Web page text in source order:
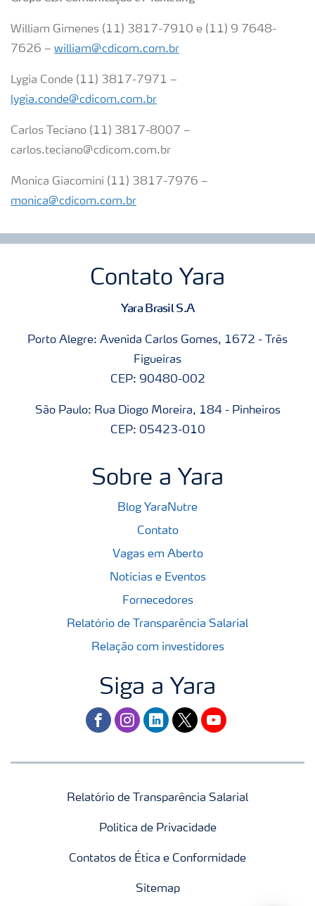
William Gimenes (11) 3817-7910 e (11) 9 7648-
7626 – william@cdicom.com.br
Lygia Conde (11) 3817-7971 –
lygia.conde@cdicom.com.br
Carlos Teciano (11) 3817-8007 –
carlos.teciano@cdicom.com.br
Monica Giacomini (11) 3817-7976 –
monica@cdicom.com.br
Contato Yara
Yara Brasil S.A
Porto Alegre: Avenida Carlos Gomes, 1672 - Três
Figueiras
CEP: 90480-002
São Paulo: Rua Diogo Moreira, 184 - Pinheiros
CEP: 05423-010
Sobre a Yara
Blog YaraNutre
Contato
Vagas em Aberto
Notícias e Eventos
Fornecedores
Relatório de Transparência Salarial
Relação com investidores
Siga a Yara
facebookinstagram
linkedintwitteryoutube
Relatório de Transparência Salarial
Politica de Privacidade
Contatos de Ética e Conformidade
Sitemap